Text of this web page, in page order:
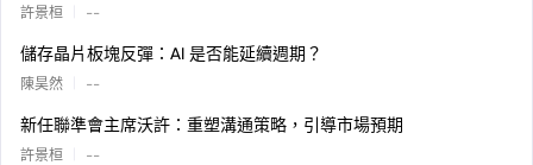
許景桓 --
儲存晶片板塊反彈：AI 是否能延續週期？
陳昊然 --
新任聯準會主席沃許：重塑溝通策略，引導市場預期
許景桓 --